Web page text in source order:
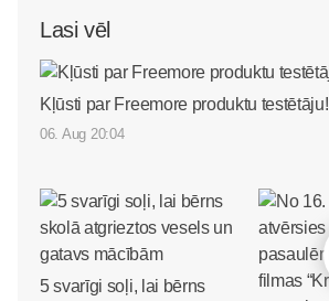
Lasi vēl
Kļūsti par Freemore produktu testētāju!
06. Aug 20:04
5 svarīgi soļi, lai bērns